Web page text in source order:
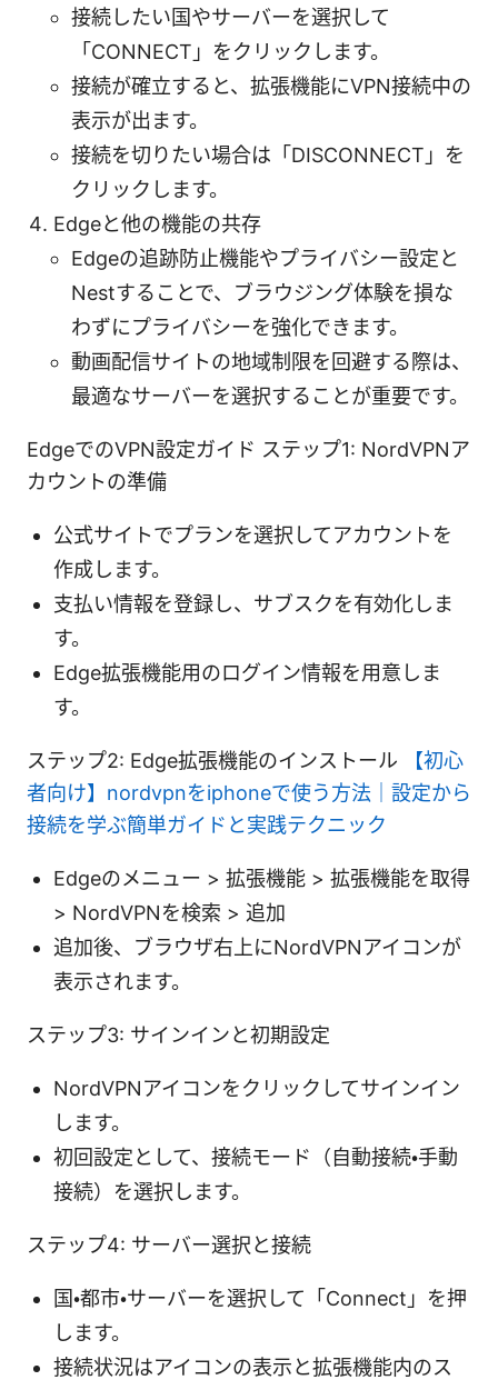
接続したい国やサーバーを選択して
「CONNECT」をクリックします。
接続が確立すると、拡張機能にVPN接続中の
表示が出ます。
接続を切りたい場合は「DISCONNECT」を
クリックします。
Edgeと他の機能の共存
Edgeの追跡防止機能やプライバシー設定と
Nestすることで、ブラウジング体験を損な
わずにプライバシーを強化できます。
動画配信サイトの地域制限を回避する際は、
最適なサーバーを選択することが重要です。
EdgeでのVPN設定ガイド ステップ1: NordVPNア
カウントの準備
公式サイトでプランを選択してアカウントを
作成します。
支払い情報を登録し、サブスクを有効化しま
す。
Edge拡張機能用のログイン情報を用意しま
す。
ステップ2: Edge拡張機能のインストール
【初心
者向け】nordvpnをiphoneで使う方法｜設定から
接続を学ぶ簡単ガイドと実践テクニック
Edgeのメニュー > 拡張機能 > 拡張機能を取得
> NordVPNを検索 > 追加
追加後、ブラウザ右上にNordVPNアイコンが
表示されます。
ステップ3: サインインと初期設定
NordVPNアイコンをクリックしてサインイン
します。
初回設定として、接続モード（自動接続・手動
接続）を選択します。
ステップ4: サーバー選択と接続
国・都市・サーバーを選択して「Connect」を押
します。
接続状況はアイコンの表示と拡張機能内のス